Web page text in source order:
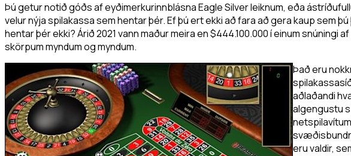
Þú getur notið góðs af eyðimerkurinnblásna Eagle Silver leiknum, eða
velur nýja spilakassa sem hentar þér. Ef þú ert ekki að fara að gera kaup sem
hentar þér ekki? Árið 2021 vann maður meira en $444.100.000 í einum snúningi
skörpum myndum og myndum.
Það eru
aðlaðandi
algengustu
eru valdir,